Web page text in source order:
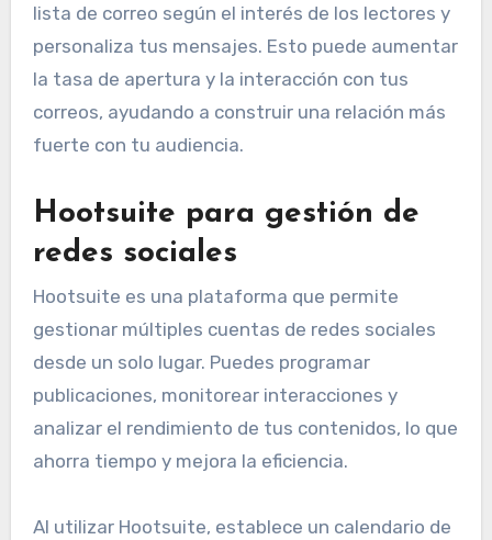
lista de correo según el interés de los lectores y
personaliza tus mensajes. Esto puede aumentar
la tasa de apertura y la interacción con tus
correos, ayudando a construir una relación más
fuerte con tu audiencia.
Hootsuite para gestión de
redes sociales
Hootsuite es una plataforma que permite
gestionar múltiples cuentas de redes sociales
desde un solo lugar. Puedes programar
publicaciones, monitorear interacciones y
analizar el rendimiento de tus contenidos, lo que
ahorra tiempo y mejora la eficiencia.
Al utilizar Hootsuite, establece un calendario de